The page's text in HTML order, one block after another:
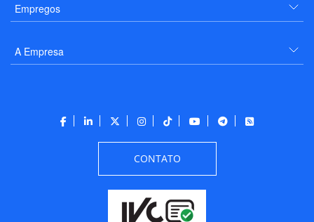
Empregos
A Empresa
CONTATO